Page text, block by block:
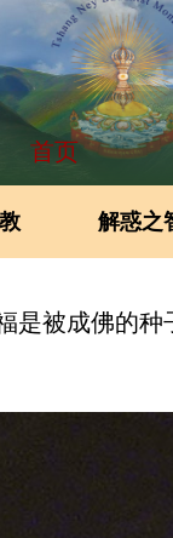
首页
解惑之
是被成佛的种